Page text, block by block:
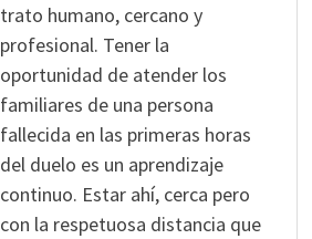
trato humano, cercano y
profesional. Tener la
oportunidad de atender los
familiares de una persona
fallecida en las primeras horas
del duelo es un aprendizaje
continuo. Estar ahí, cerca pero
con la respetuosa distancia que